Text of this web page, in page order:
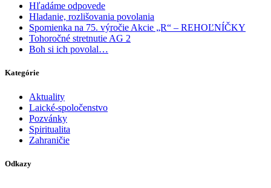
Hľadáme odpovede
Hladanie, rozlišovania povolania
Spomienka na 75. výročie Akcie „R“ – REHOĽNÍČKY
Tohoročné stretnutie AG 2
Boh si ich povolal…
Kategórie
Aktuality
Laické-spoločenstvo
Pozvánky
Spiritualita
Zahraničie
Odkazy